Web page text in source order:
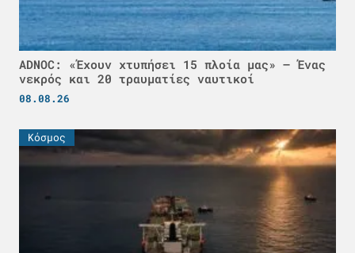
ADNOC: «Έχουν χτυπήσει 15 πλοία μας» – Ένας
νεκρός και 20 τραυματίες ναυτικοί
08.08.26
Κόσμος